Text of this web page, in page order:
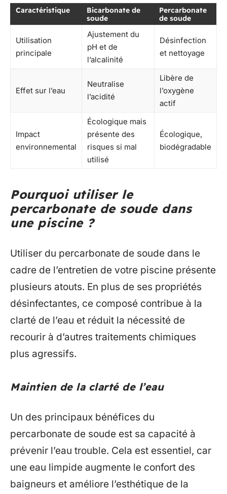
Caractéristique
Bicarbonate de
soude
Percarbonate
de soude
Utilisation
principale
Ajustement du
pH et de
l’alcalinité
Désinfection
et nettoyage
Effet sur l’eau
Neutralise
l’acidité
Libère de
l’oxygène
actif
Impact
environnemental
Écologique mais
présente des
risques si mal
utilisé
Écologique,
biodégradable
Pourquoi utiliser le
percarbonate de soude dans
une piscine ?
Utiliser du percarbonate de soude dans le
cadre de l’entretien de votre piscine présente
plusieurs atouts. En plus de ses propriétés
désinfectantes, ce composé contribue à la
clarté de l’eau et réduit la nécessité de
recourir à d’autres traitements chimiques
plus agressifs.
Maintien de la clarté de l’eau
Un des principaux bénéfices du
percarbonate de soude est sa capacité à
prévenir l’eau trouble. Cela est essentiel, car
une eau limpide augmente le confort des
baigneurs et améliore l’esthétique de la